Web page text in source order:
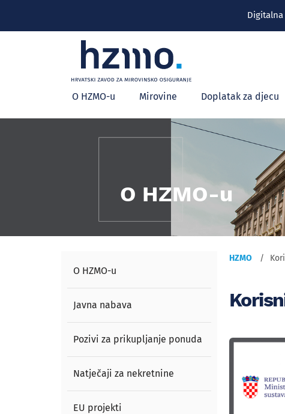
Glavni
izbornik
O HZMO-u Mirovine Doplatak za djecu
O HZMO-u
O HZMO-u
Javna nabava
Pozivi za prikupljanje ponuda
Natječaji za nekretnine
EU projekti
HZMO